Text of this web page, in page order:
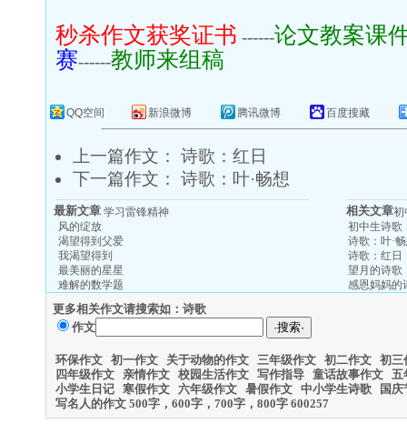
秒杀作文获奖证书 ------论文教案课
赛------教师来组稿
QQ空间 新浪微博 腾讯微博 百度搜藏
上一篇作文： 诗歌：红日
下一篇作文： 诗歌：叶·畅想
最新文章 学习雷锋精神
风的绽放
渴望得到父爱
我渴望得到
最美丽的星星
难解的数学题
相关文章初
初中生诗歌
诗歌：叶·
诗歌：红日
望月的诗歌
感恩妈妈的
更多相关作文请搜索如：诗歌
作文
环保作文 初一作文 关于动物的作文 三年级作文 初二作文 初三
四年级作文 亲情作文 校园生活作文 写作指导 童话故事作文 五
小学生日记 寒假作文 六年级作文 暑假作文 中小学生诗歌
国庆
写名人的作文 500字，600字，700字，800字 600257